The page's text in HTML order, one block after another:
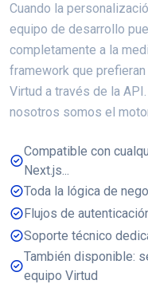
Cuando la
equipo de desarrollo
completamente a la
framework que
Virtud a través de la
nosotros somos el
Compatible con
Next.js...
Toda la lógica de
Flujos de
Soporte técnico
También disponible:
equipo Virtud